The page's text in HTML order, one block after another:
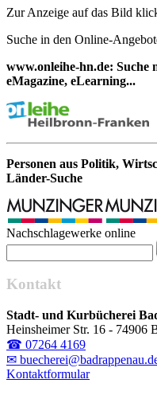
Zur Anzeige auf das Bild
Suche in den Online-
www.onleihe-hn.de: Suche
eMagazine, eLearning...
Personen aus Politik,
Länder-Suche
Nachschlagewerke online
Kontakt
Stadt- und Kurbücherei
Heinsheimer Str. 16 - 74906
☎ 07264 4169
✉
Kontaktformular